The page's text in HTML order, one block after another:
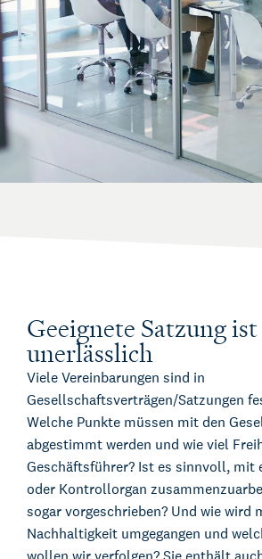
Geeignete Satzung ist
unerlässlich
Viele Vereinbarungen sind in
Gesellschaftsverträgen/Satzungen
Welche Punkte müssen mit den
abgestimmt werden und wie viel
Geschäftsführer? Ist es sinnvoll, mit
oder Kontrollorgan
sogar vorgeschrieben? Und wie wird
Nachhaltigkeit umgegangen und